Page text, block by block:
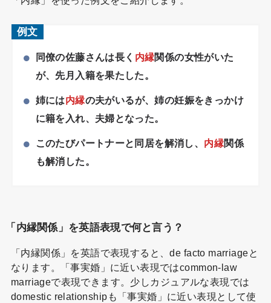
例文
同僚の佐藤さんは長く 内縁関係の女性がいた
が、先月入籍を果たした。
姉には内縁の夫がいるが、姉の妊娠をきっかけ
に籍を入れ、夫婦となった。
このたびパートナーと同居を解消し、 内縁関係
も解消した。
「内縁関係」を英語表現で何と言う？
「内縁関係」を英語で表現すると、de facto marriageと
なります。「事実婚」に近い表現ではcommon-law
marriageで表現できます。少しカジュアルな表現では
domestic relationshipも「事実婚」に近い表現として使